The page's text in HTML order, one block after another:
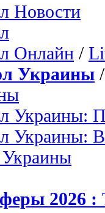
Новости
Онлайн /
Украины /
Украины:
Украины:
2026 :